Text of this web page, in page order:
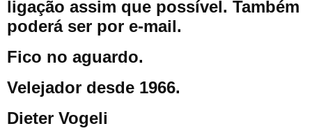
ligação assim que possível. Também
poderá ser por e-mail.
Fico no aguardo.
Velejador desde 1966.
Dieter Vogeli